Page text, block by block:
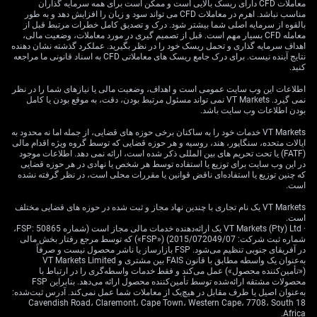
معاملات CFD دارای ریسک بالایی است و ممکن است برای همه سرمایه گذاران
مناسب نباشد. اهرم در معاملات CFD می تواند سود و زیان را افزایش دهد و به طور
بالقوه از سرمایه اصلی شما بیشتر شود. درک و تصدیق کامل خطرات مرتبط قبل از
معامله CFD بسیار مهم است. قبل از تصمیم گیری در مورد معاملات، وضعیت مالی،
اهداف سرمایه گذاری و تحمل ریسک خود را در نظر بگیرید. عملکرد گذشته نشان دهنده
نتایج آینده نیست. برای درک جامع ریسک های معاملاتی CFD به اسناد قانونی ما مراجعه
کنید.
اطلاعات این وب سایت عمومی است و اهداف، وضعیت مالی یا نیازهای شما را در نظر
نمی گیرد. VT Markets نمی تواند مسئول مرتبط بودن، دقت، به موقع بودن یا کامل
بودن اطلاعات وب سایت باشد.
VT Markets خدمات خود را به ساکنان برخی حوزه های قضایی، از جمله اما نه محدود به
ایالات متحده، سنگاپور، هند، روسیه و هر حوزه قضایی که توسط گروه ویژه اقدام مالی
(FATF) یا تحت تحریم های بین المللی ذکر شده است، ارائه نمی دهد. اطلاعات موجود
در این وب سایت برای توزیع یا استفاده توسط هر شخص یا نهادی در هر حوزه قضایی
که چنین توزیع یا استفاده‌ای ناقض قوانین یا مقررات محلی است، در نظر گرفته نشده
است.
VT Markets یک نام تجاری با چندین نهاد مجاز و ثبت شده در حوزه های قضایی مختلف
است.
· VT Markets (Pty) Ltd یک ارائه‌دهنده خدمات مالی مجاز است (شماره FSP: 50865،
شماره ثبت شرکت: 2015/072049/07) («FSP») که توسط مرجع رفتار بخش مالی
در آفریقای جنوبی تنظیم می‌شود. FSP بازارساز یا ناشر محصول نیست و صرفاً
به‌عنوان یک واسطه مطابق با قانون FAIS بین مشتری و VT Markets Limited
(«تأمین‌کننده محصول») عمل می‌کند و فقط خدمات واسطه‌گری را در ارتباط با
محصولات مشتقه ارائه‌شده توسط تأمین‌کننده محصول ارائه می‌دهد. بنابراین FSP
به‌عنوان اصیل یا طرف مقابل در هیچ‌یک از معاملات شما عمل نمی‌کند. آدرس ثبت‌شده:
18 Cavendish Road، Claremont، Cape Town، Western Cape، 7708، South
Africa.